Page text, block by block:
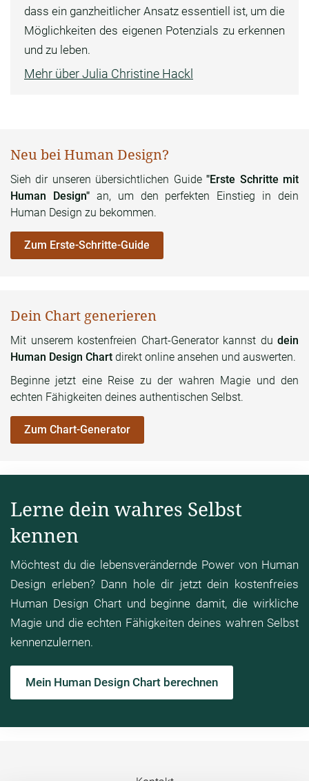
dass ein ganzheitlicher Ansatz essentiell ist, um die
Möglichkeiten des eigenen Potenzials zu erkennen
und zu leben.
Mehr über Julia Christine Hackl
Neu bei Human Design?
Sieh dir unseren übersichtlichen Guide"Erste Schritte mit
Human Design"an, um den perfekten Einstieg in dein
Human Design zu bekommen.
Zum Erste-Schritte-Guide
Dein Chart generieren
Mit unserem kostenfreien Chart-Generator kannst du dein
Human Design Chart direkt online ansehen und auswerten.
Beginne jetzt eine Reise zu der wahren Magie und den
echten Fähigkeiten deines authentischen Selbst.
Zum Chart-Generator
Lerne dein wahres Selbst
kennen
Möchtest du die lebensverändernde Power von Human
Design erleben? Dann hole dir jetzt dein kostenfreies
Human Design Chart und beginne damit, die wirkliche
Magie und die echten Fähigkeiten deines wahren Selbst
kennenzulernen.
Mein Human Design Chart berechnen